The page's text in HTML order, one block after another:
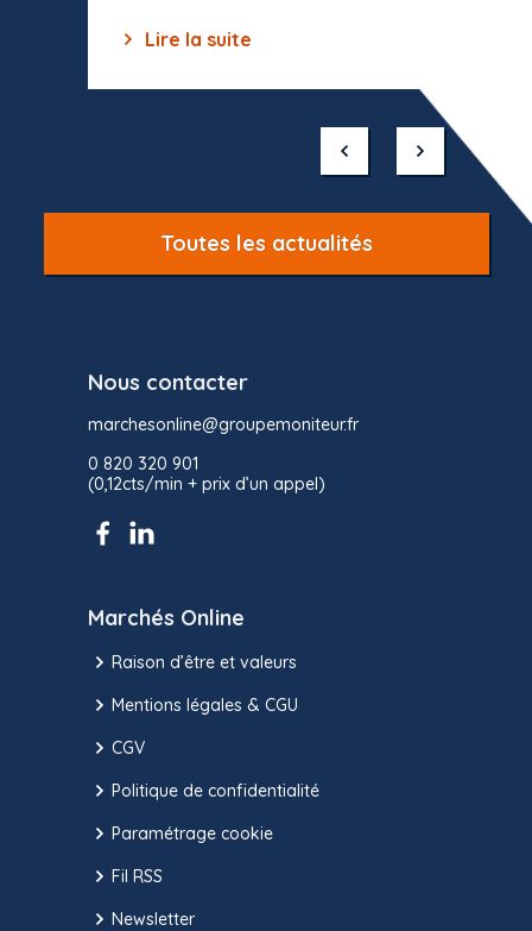
Lire la suite
Toutes les actualités
Nous contacter
marchesonline@groupemoniteur.fr
0 820 320 901
(0,12cts/min + prix d’un appel)
Marchés Online
Raison d’être et valeurs
Mentions légales & CGU
CGV
Politique de confidentialité
Paramétrage cookie
Fil RSS
Newsletter